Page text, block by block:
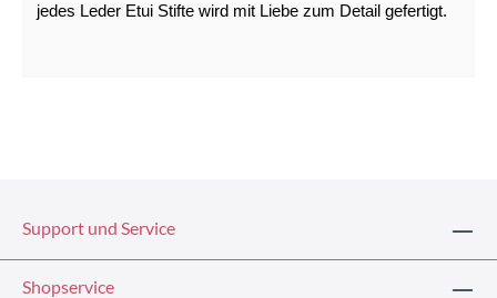
jedes Leder Etui Stifte wird mit Liebe zum Detail gefertigt.
Support und Service
Shopservice